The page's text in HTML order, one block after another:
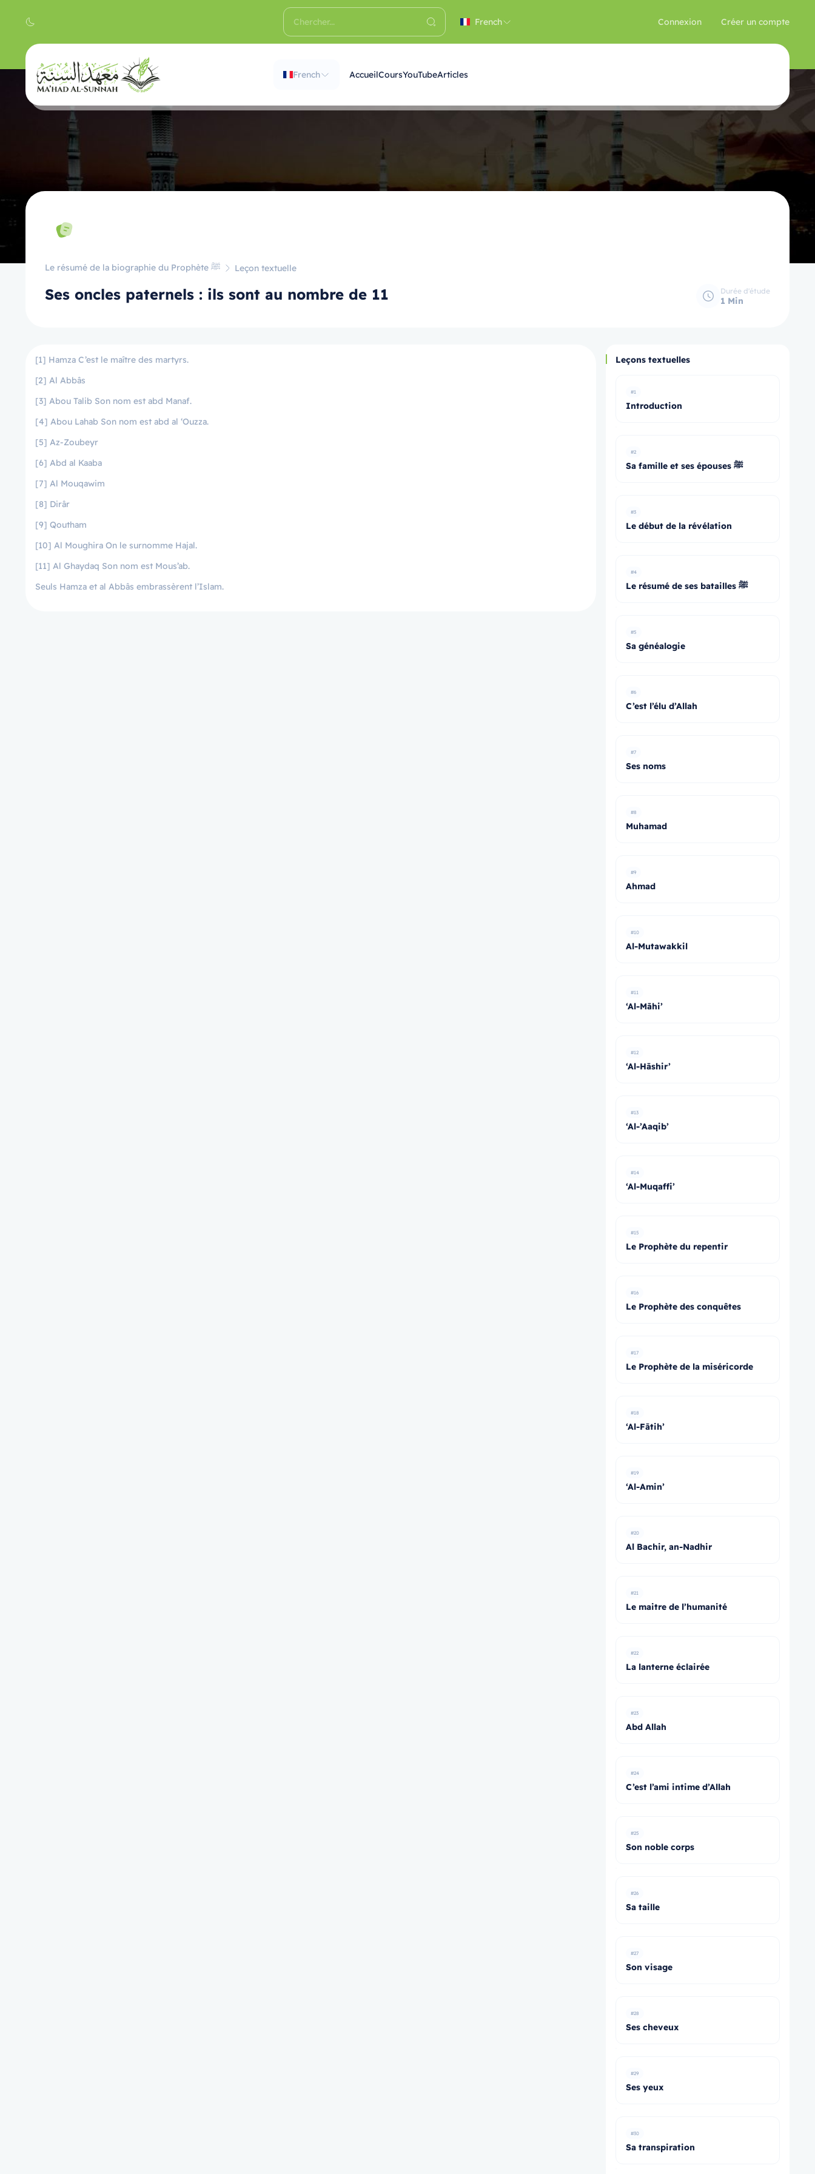
French Connexion Créer un compte
French AccueilCoursYouTubeArticles
Le résumé de la biographie du Prophète ﷺ Leçon textuelle
Ses oncles paternels : ils sont au nombre de 11 Durée d'étude
1 Min
[1] Hamza C’est le maître des martyrs.
[2] Al Abbâs
[3] Abou Talib Son nom est abd Manaf.
[4] Abou Lahab Son nom est abd al ‘Ouzza.
[5] Az-Zoubeyr
[6] Abd al Kaaba
[7] Al Mouqawim
[8] Dirâr
[9] Qoutham
[10] Al Moughira On le surnomme Hajal.
[11] Al Ghaydaq Son nom est Mous’ab.
Seuls Hamza et al Abbâs embrassèrent l’Islam.
Leçons textuelles
#1
Introduction
#2
Sa famille et ses épouses ﷺ
#3
Le début de la révélation
#4
Le résumé de ses batailles ﷺ
#5
Sa généalogie
#6
C’est l’élu d’Allah
#7
Ses noms
#8
Muhamad
#9
Ahmad
#10
Al-Mutawakkil
#11
‘Al-Māhi’
#12
‘Al-Hāshir’
#13
‘Al-’Aaqib’
#14
‘Al-Muqaffi’
#15
Le Prophète du repentir
#16
Le Prophète des conquêtes
#17
Le Prophète de la miséricorde
#18
‘Al-Fātih’
#19
‘Al-Amin’
#20
Al Bachir, an-Nadhir
#21
Le maitre de l’humanité
#22
La lanterne éclairée
#23
Abd Allah
#24
C’est l’ami intime d’Allah
#25
Son noble corps
#26
Sa taille
#27
Son visage
#28
Ses cheveux
#29
Ses yeux
#30
Sa transpiration